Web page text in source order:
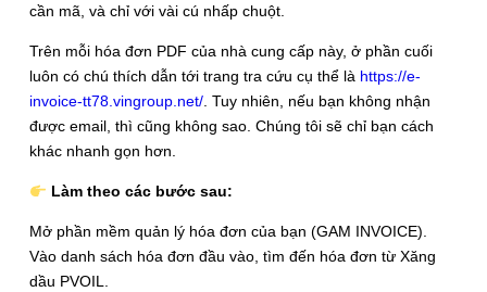
cần mã, và chỉ với vài cú nhấp chuột.
Trên mỗi hóa đơn PDF của nhà cung cấp này, ở phần cuối
luôn có chú thích dẫn tới trang tra cứu cụ thể là https://e-
invoice-tt78.vingroup.net/ . Tuy nhiên, nếu bạn không nhận
được email, thì cũng không sao. Chúng tôi sẽ chỉ bạn cách
khác nhanh gọn hơn.
Làm theo các bước sau:
Mở phần mềm quản lý hóa đơn của bạn (GAM INVOICE).
Vào danh sách hóa đơn đầu vào, tìm đến hóa đơn từ Xăng
dầu PVOIL.